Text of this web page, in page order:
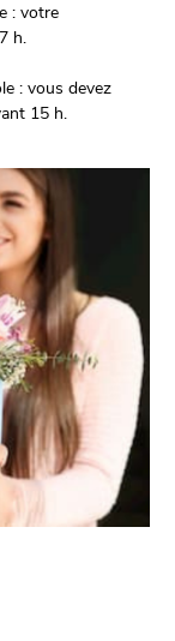
: votre
h.
: vous devez
15 h.